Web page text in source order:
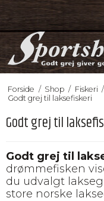
Forside / Shop / Fiskeri /
Godt grej til laksefiskeri
Godt grej til
Godt grej til
drømmefisken
du udvalgt
store norske